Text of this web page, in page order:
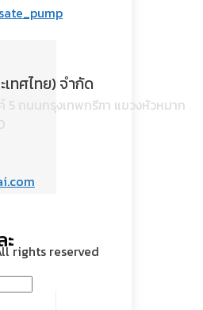
เทศไทย) จำกัด
5 ถนนกรุงเทพกรีฑา แขวงหัวหมาก
rights reserved